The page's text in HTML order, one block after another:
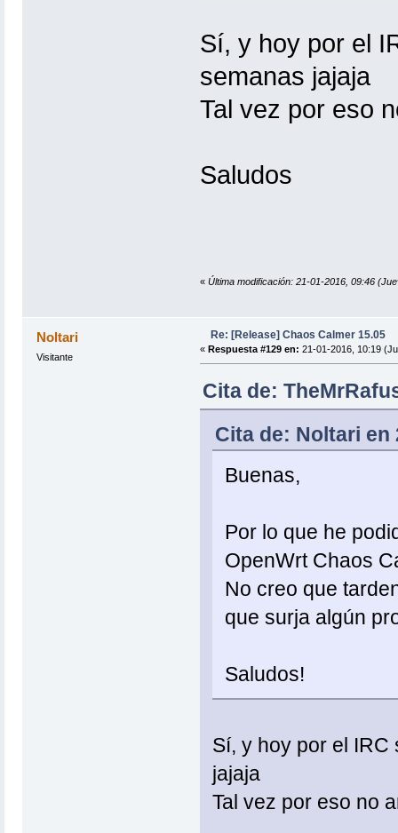
Sí, y hoy por el
semanas jajaja
Tal vez por eso
Saludos
« Última modificación: 21-01-2016, 09:46
Noltari
Visitante
Re: [Release] Chaos Calmer 15.05
« Respuesta #129 en: 21-01-2016, 10:19
Cita de:
Cita de: Noltari en
Buenas,
Por lo que he
OpenWrt Chaos
No creo que
que surja algún
Saludos!
Sí, y hoy por el
jajaja
Tal vez por eso no